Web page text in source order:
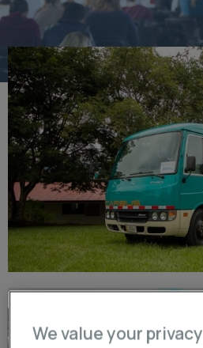
We value your privacy